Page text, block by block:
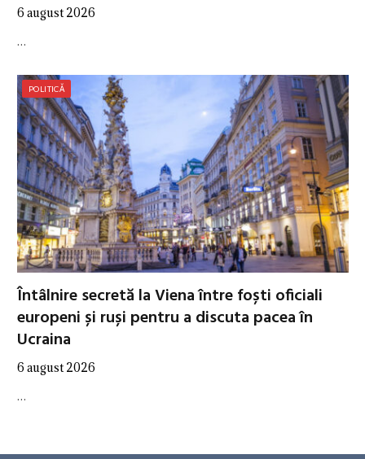
6 august 2026
…
POLITICĂ
Întâlnire secretă la Viena între foști oficiali
europeni și ruși pentru a discuta pacea în
Ucraina
6 august 2026
…